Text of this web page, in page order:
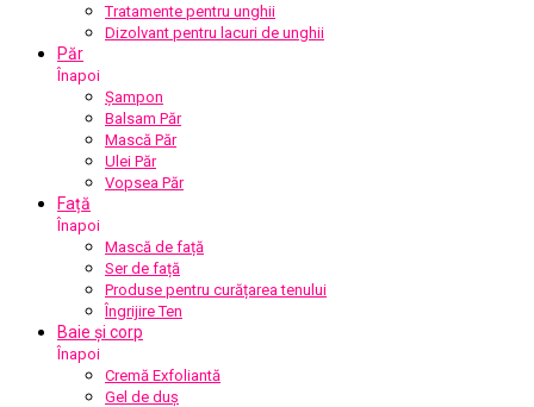
Tratamente pentru unghii
Dizolvant pentru lacuri de unghii
Păr
Înapoi
Șampon
Balsam Păr
Mască Păr
Ulei Păr
Vopsea Păr
Față
Înapoi
Mască de față
Ser de față
Produse pentru curățarea tenului
Îngrijire Ten
Baie și corp
Înapoi
Cremă Exfoliantă
Gel de duș